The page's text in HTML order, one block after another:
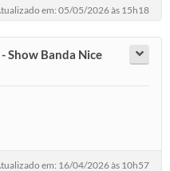
em: 05/05/2026 às 15h18
Show Banda Nice
em: 16/04/2026 às 10h57